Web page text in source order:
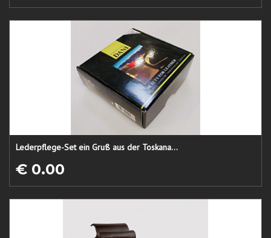
Lederpflege-Set ein Gruß aus der Toskana...
€ 0.00